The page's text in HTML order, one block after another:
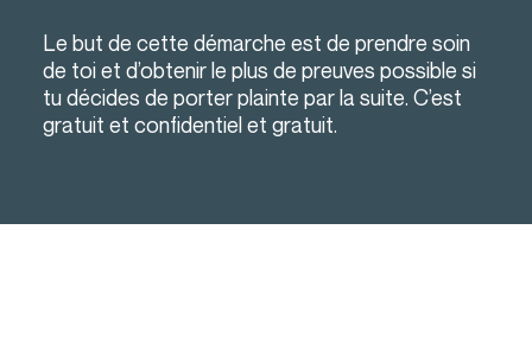
Le but de cette démarche est de prendre soin
de toi et d’obtenir le plus de preuves possible si
tu décides de porter plainte par la suite. C’est
gratuit et confidentiel et gratuit.